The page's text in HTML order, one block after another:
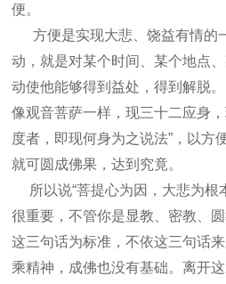
便。
方便是实现大悲、饶益有情的
动，就是对某个时间、某个地点
动使他能够得到益处，得到解脱。
像观音菩萨一样，现三十二应身
度者，即现何身为之说法”，以方
就可圆成佛果，达到究竟。
所以说“菩提心为因，大悲为根
很重要，不管你是显教、密教、
这三句话为标准，不依这三句话
乘精神，成佛也没有基础。离开